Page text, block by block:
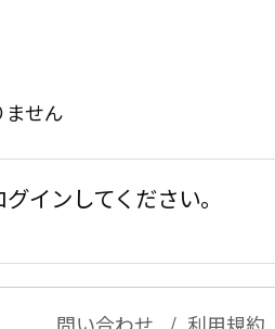
せん
インしてください。
問い合わせ 利用規約